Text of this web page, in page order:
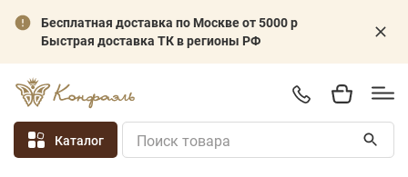
Бесплатная доставка по Москве от 5000 р
Быстрая доставка ТК в регионы РФ
Каталог